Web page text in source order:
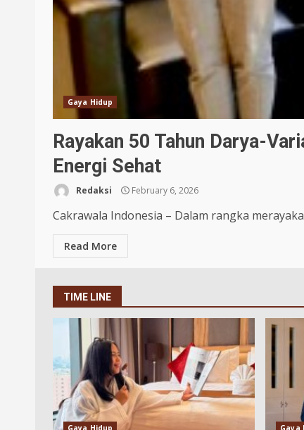
Gaya Hidup
Rayakan 50 Tahun Darya-
Energi Sehat
Redaksi February 6, 2026
Cakrawala Indonesia – Dalam rangka
Read More
TIME LINE
Gaya Hidup Gaya